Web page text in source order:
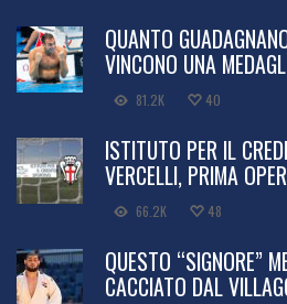
QUANTO
VINCONO UNA
81.2K 40
ISTITUTO PER IL
VERCELLI, PRIMA
66.2K 48
QUESTO “SIGNORE”
CACCIATO DAL